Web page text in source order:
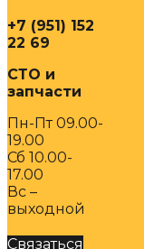
+7 (951) 152
22 69
СТО и
запчасти
Пн-Пт 09.00-
19.00
Сб 10.00-
17.00
Вс –
выходной
Связаться